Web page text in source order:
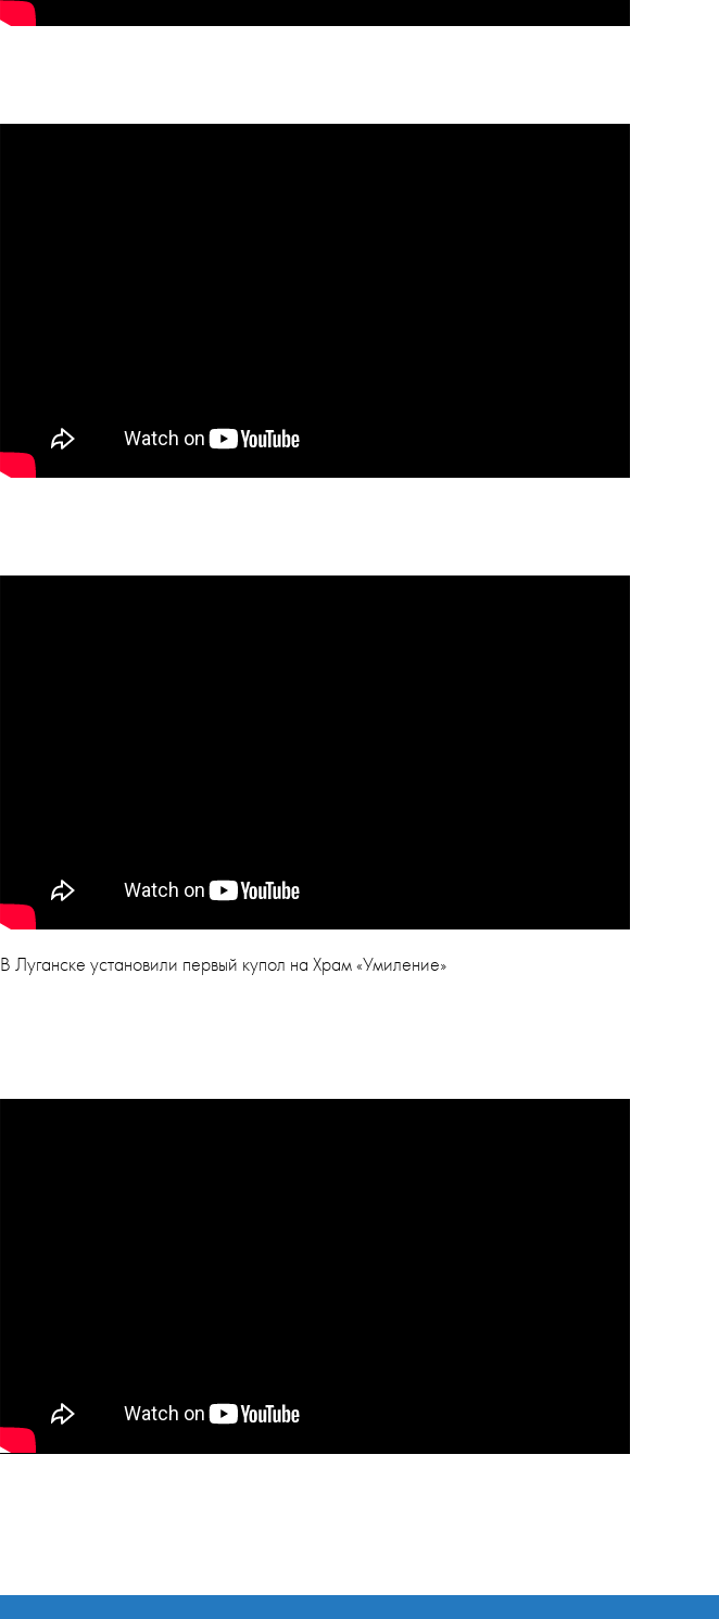
В Луганске установили первый купол на Храм «Умиление»